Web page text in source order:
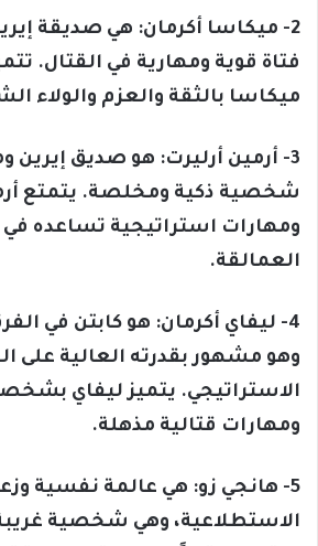
2- ميكاسا أكرمان: هي صديقة
فتاة قوية ومهارية في القتال.
ميكاسا بالثقة والعزم والولاء
3- أرمين أرليرت: هو صديق إيرين
شخصية ذكية ومخلصة. يتمتع
ومهارات استراتيجية تساعده في
العمالقة.
4- ليفاي أكرمان: هو كابتن في
وهو مشهور بقدرته العالية على
الاستراتيجي. يتميز ليفاي
ومهارات قتالية مذهلة.
5- هانجي زو: هي عالمة نفسية
الاستطلاعية، وهي شخصية غريبة